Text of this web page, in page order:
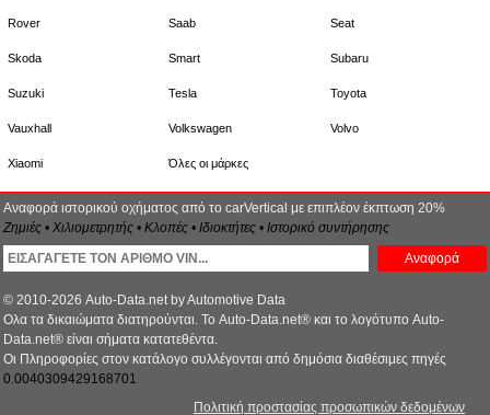
Rover Saab Seat
Skoda Smart Subaru
Suzuki Tesla Toyota
Vauxhall Volkswagen Volvo
Xiaomi Όλες οι μάρκες
Αναφορά ιστορικού οχήματος από το carVertical με επιπλέον έκπτωση 20%
Ζημιές • Χιλιομετρητής • Κλοπές • Ιδιοκτήτες • Ιστορικό συντήρησης
Αναφορά
© 2010-2026 Auto-Data.net by Automotive Data
Ολα τα δικαιώματα διατηρούνται. Το Auto-Data.net® και το λογότυπο Auto-
Data.net® είναι σήματα κατατεθέντα.
Οι Πληροφορίες στον κατάλογο συλλέγονται από δημόσια διαθέσιμες πηγές
0.0040309429168701
Πολιτική προστασίας προσωπικών δεδομένων